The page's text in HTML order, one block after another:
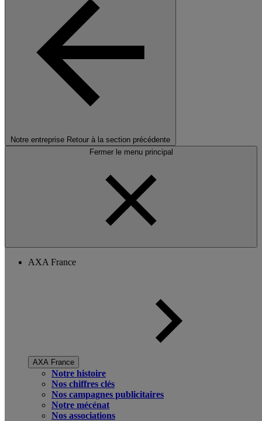
Notre entreprise Retour à la section précédente
Fermer le menu principal
AXA France
AXA France
Notre histoire
Nos chiffres clés
Nos campagnes publicitaires
Notre mécénat
Nos associations